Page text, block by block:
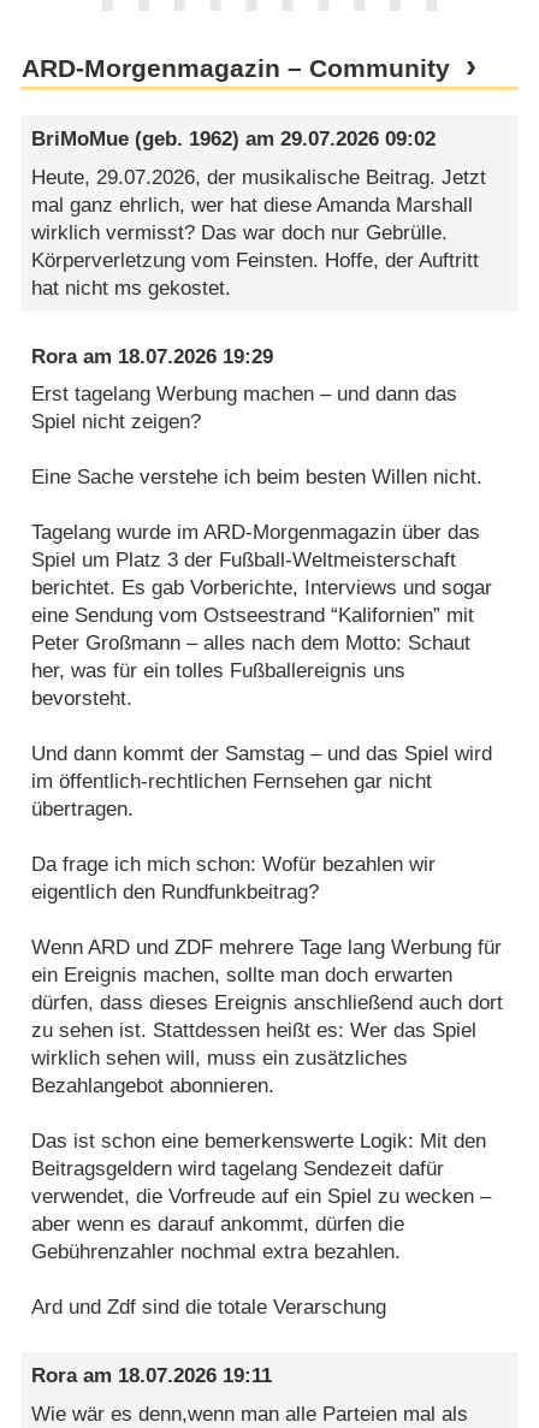
ARD-Morgenmagazin – Community
BriMoMue(geb. 1962) am29.07.2026 09:02
Heute, 29.07.2026, der musikalische Beitrag. Jetzt
mal ganz ehrlich, wer hat diese Amanda Marshall
wirklich vermisst? Das war doch nur Gebrülle.
Körperverletzung vom Feinsten. Hoffe, der Auftritt
hat nicht ms gekostet.
Roraam 18.07.2026 19:29
Erst tagelang Werbung machen – und dann das
Spiel nicht zeigen?
Eine Sache verstehe ich beim besten Willen nicht.
Tagelang wurde im ARD-Morgenmagazin über das
Spiel um Platz 3 der Fußball-Weltmeisterschaft
berichtet. Es gab Vorberichte, Interviews und sogar
eine Sendung vom Ostseestrand “Kalifornien” mit
Peter Großmann – alles nach dem Motto: Schaut
her, was für ein tolles Fußballereignis uns
bevorsteht.
Und dann kommt der Samstag – und das Spiel wird
im öffentlich-rechtlichen Fernsehen gar nicht
übertragen.
Da frage ich mich schon: Wofür bezahlen wir
eigentlich den Rundfunkbeitrag?
Wenn ARD und ZDF mehrere Tage lang Werbung für
ein Ereignis machen, sollte man doch erwarten
dürfen, dass dieses Ereignis anschließend auch dort
zu sehen ist. Stattdessen heißt es: Wer das Spiel
wirklich sehen will, muss ein zusätzliches
Bezahlangebot abonnieren.
Das ist schon eine bemerkenswerte Logik: Mit den
Beitragsgeldern wird tagelang Sendezeit dafür
verwendet, die Vorfreude auf ein Spiel zu wecken –
aber wenn es darauf ankommt, dürfen die
Gebührenzahler nochmal extra bezahlen.
Ard und Zdf sind die totale Verarschung
Roraam 18.07.2026 19:11
Wie wär es denn,wenn man alle Parteien mal als